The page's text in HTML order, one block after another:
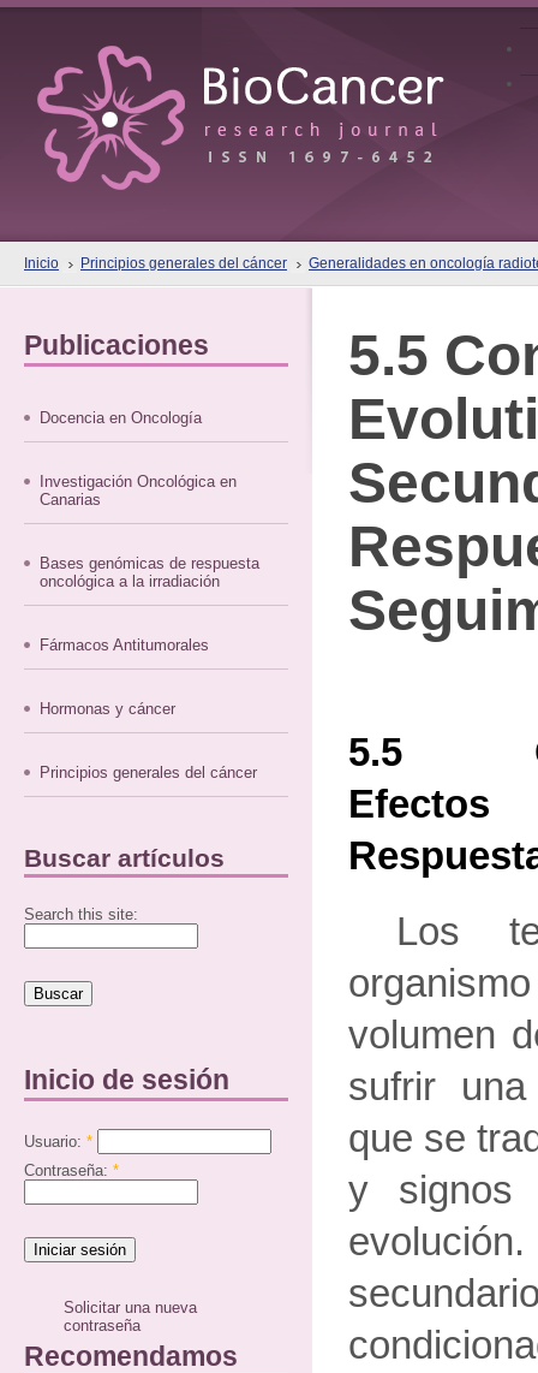
Inicio Principios generales del cáncer Generalidades en oncología
Publicaciones
Docencia en Oncología
Investigación Oncológica en
Canarias
Bases genómicas de respuesta
oncológica a la irradiación
Fármacos Antitumorales
Hormonas y cáncer
Principios generales del cáncer
Buscar artículos
Search this site:
Inicio de sesión
Usuario: *
Contraseña: *
Solicitar una nueva
contraseña
Recomendamos
5.5
5.5
Los
volumen
sufrir
que se
y